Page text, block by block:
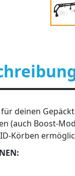
deinen
(auch Boost-
Körben